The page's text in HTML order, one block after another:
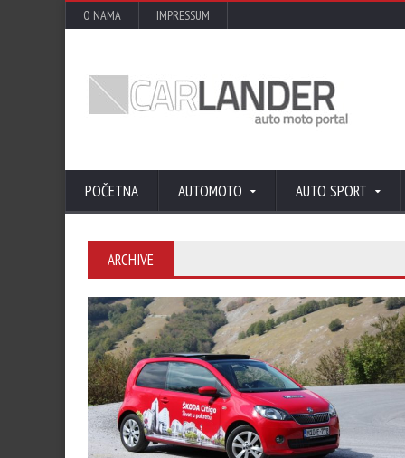
O NAMA IMPRESSUM
POČETNA AUTOMOTO AUTO SPORT
ARCHIVE